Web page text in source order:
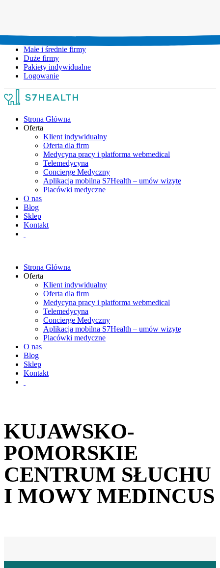
Małe i średnie firmy
Duże firmy
Pakiety indywidualne
Logowanie
Strona Główna
Oferta
Klient indywidualny
Oferta dla firm
Medycyna pracy i platforma webmedical
Telemedycyna
Concierge Medyczny
Aplikacja mobilna S7Health – umów wizytę
Placówki medyczne
O nas
Blog
Sklep
Kontakt
Strona Główna
Oferta
Klient indywidualny
Oferta dla firm
Medycyna pracy i platforma webmedical
Telemedycyna
Concierge Medyczny
Aplikacja mobilna S7Health – umów wizytę
Placówki medyczne
O nas
Blog
Sklep
Kontakt
KUJAWSKO-
POMORSKIE
CENTRUM SŁUCHU
I MOWY MEDINCUS